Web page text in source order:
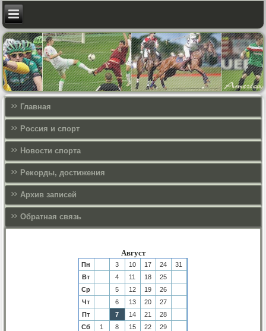
Главная
Россия и спорт
Новости спорта
Рекорды, достижения
Архив записей
Обратная связь
Август
Пн 3 10 17 24
31
Вт
4 11 18
25
Ср
5 12 19
26
Чт
6 13 20
27
Пт
7 14 21
28
Сб
1 8 15 22
29